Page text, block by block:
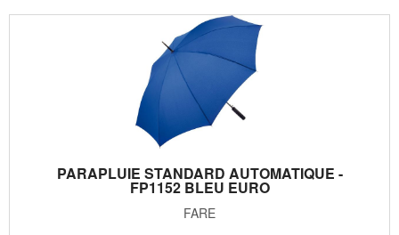
PARAPLUIE STANDARD AUTOMATIQUE -
FP1152 BLEU EURO
FARE